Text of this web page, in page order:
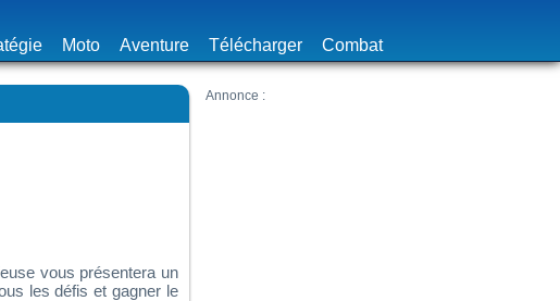
Moto Aventure Télécharger Combat
vous présentera un
les défis et gagner le